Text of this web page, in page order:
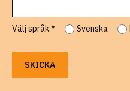
Välj språk:* Svenska